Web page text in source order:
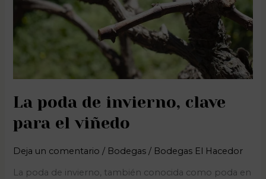
La poda de invierno, clave
para el viñedo
Deja un comentario / Bodegas / Bodegas El Hacedor
La poda de invierno, también conocida como poda en
viñedo